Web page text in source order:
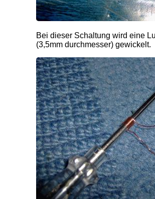
Bei dieser Schaltung wird eine
(3,5mm durchmesser) gewickelt.